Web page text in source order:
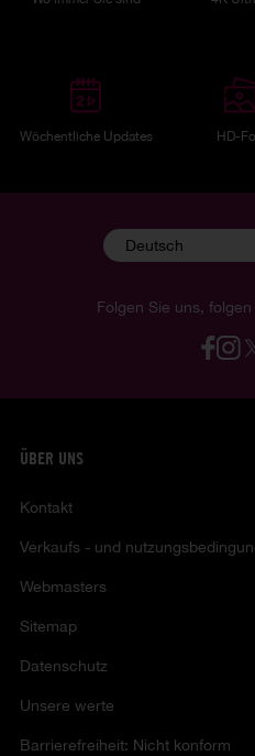
Wöchentliche Updates HD-
Folgen Sie uns,
Deutsch
ÜBER UNS
Kontakt
Verkaufs - und
Webmasters
Sitemap
Datenschutz
Unsere werte
Barrierefreiheit: Nicht konform